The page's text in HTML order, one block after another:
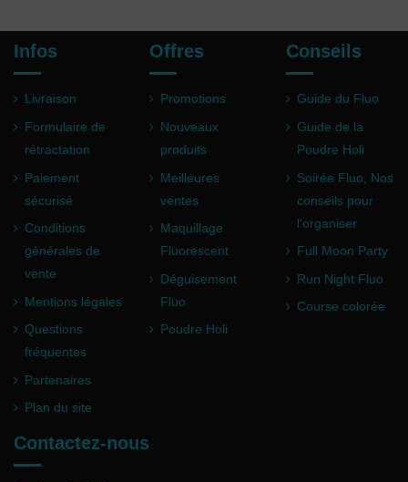
Infos
Livraison
Formulaire de
rétractation
Paiement
sécurisé
Conditions
générales de
vente
Mentions légales
Questions
fréquentes
Partenaires
Plan du site
Offres
Promotions
Nouveaux
produits
Meilleures
ventes
Maquillage
Fluorescent
Déguisement
Fluo
Poudre Holi
Conseils
Guide du Fluo
Guide de la
Poudre Holi
Soirée Fluo, Nos
conseils pour
l'organiser
Full Moon Party
Run Night Fluo
Course colorée
Contactez-nous